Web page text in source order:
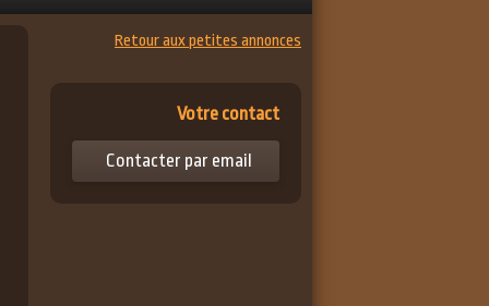
Retour aux petites annonces
Votre contact
Contacter par email